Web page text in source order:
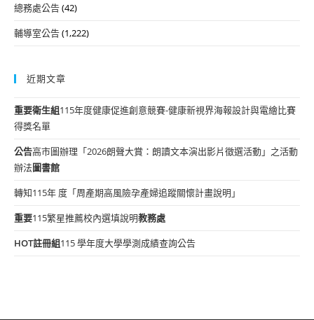
總務處公告(42)
輔導室公告(1,222)
近期文章
重要衛生組115年度健康促進創意競賽-健康新視界海報設計與電繪比賽
得獎名單
公告高市圖辦理「2026朗聲大賞：朗讀文本演出影片徵選活動」之活動
辦法圖書館
轉知115年 度「周產期高風險孕產婦追蹤關懷計畫說明」
重要115繁星推薦校內選填說明教務處
HOT註冊組115 學年度大學學測成績查詢公告